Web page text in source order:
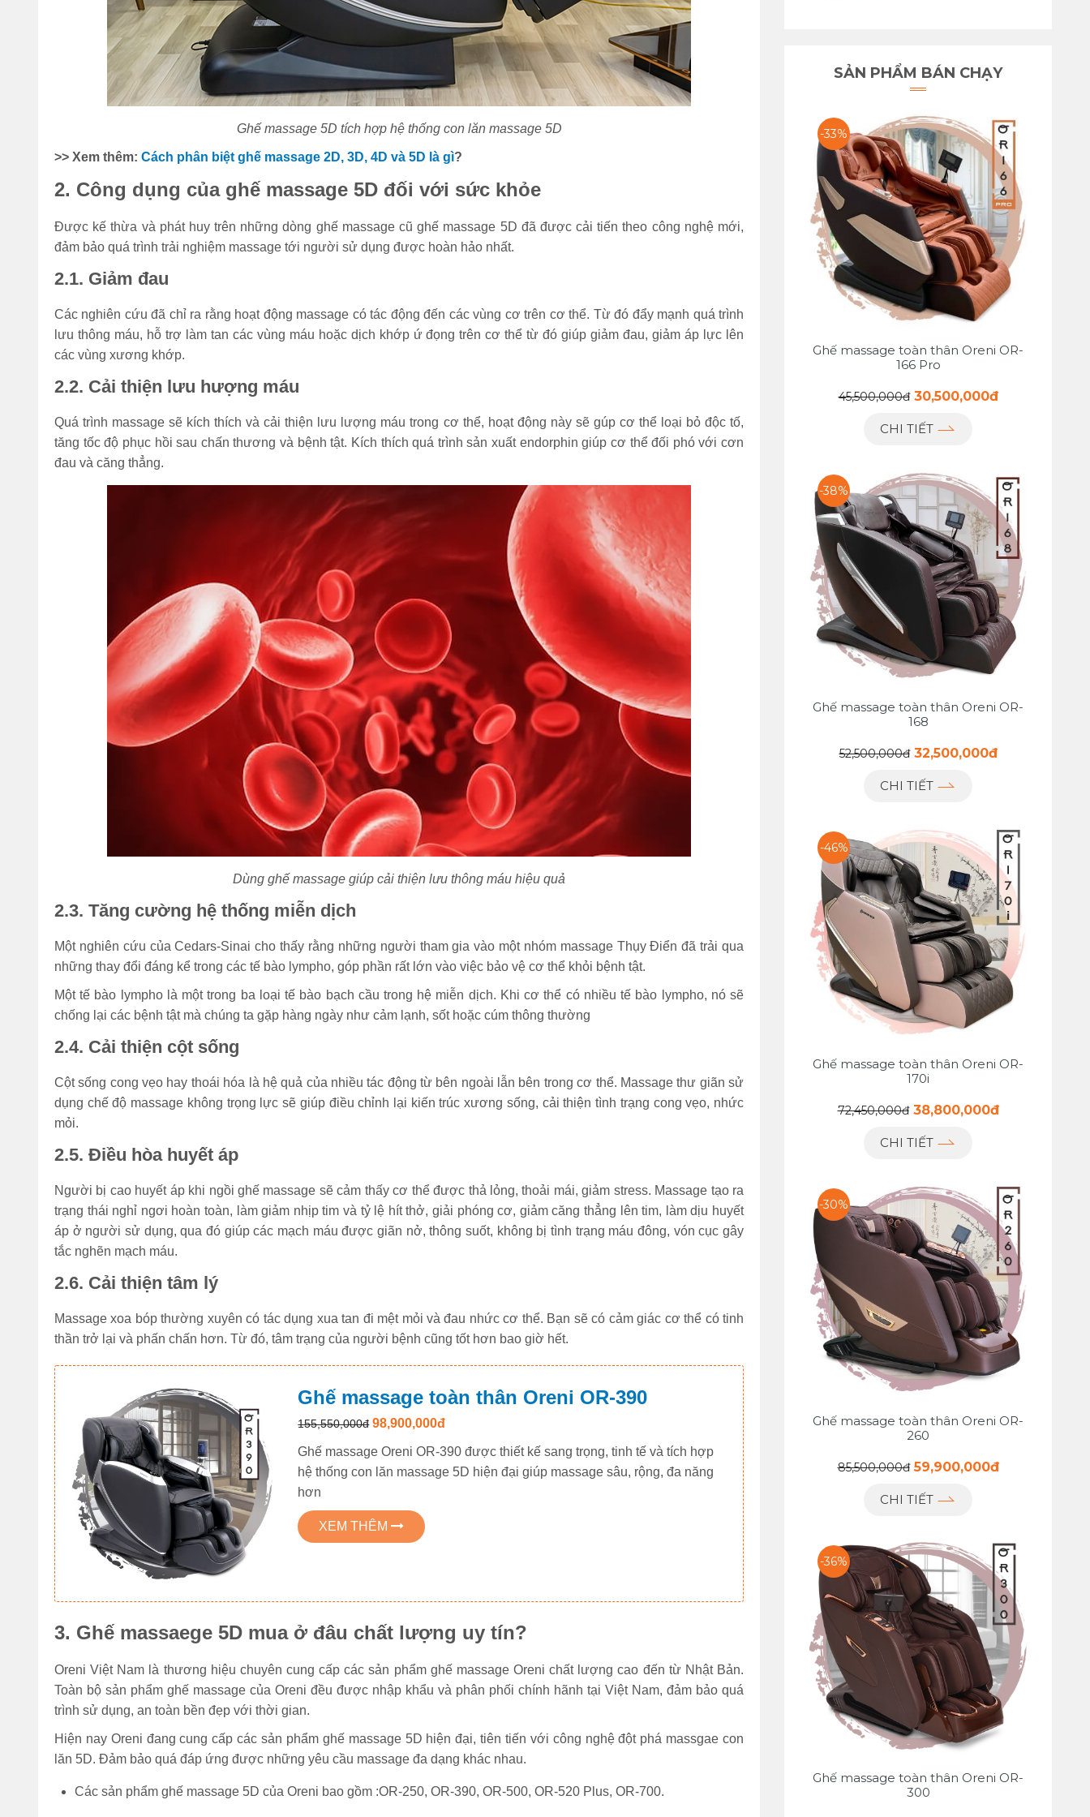
Ghế massage 5D tích hợp hệ thống con lăn massage 5D
>> Xem thêm: Cách phân biệt ghế massage 2D, 3D, 4D và 5D là gì?
2. Công dụng của ghế massage 5D đối với sức khỏe
Được kế thừa và phát huy trên những dòng ghế massage cũ ghế massage 5D đã được cải tiến theo công nghệ mới,
đảm bảo quá trình trải nghiệm massage tới người sử dụng được hoàn hảo nhất.
2.1. Giảm đau
Các nghiên cứu đã chỉ ra rằng hoạt động massage có tác động đến các vùng cơ trên cơ thể. Từ đó đẩy mạnh quá trình
lưu thông máu, hỗ trợ làm tan các vùng máu hoặc dịch khớp ứ đọng trên cơ thể từ đó giúp giảm đau, giảm áp lực lên
các vùng xương khớp.
2.2. Cải thiện lưu hượng máu
Quá trình massage sẽ kích thích và cải thiện lưu lượng máu trong cơ thể, hoạt động này sẽ gúp cơ thể loại bỏ độc tố,
tăng tốc độ phục hồi sau chấn thương và bệnh tật. Kích thích quá trình sản xuất endorphin giúp cơ thể đối phó với cơn
đau và căng thẳng.
Dùng ghế massage giúp cải thiện lưu thông máu hiệu quả
2.3. Tăng cường hệ thống miễn dịch
Một nghiên cứu của Cedars-Sinai cho thấy rằng những người tham gia vào một nhóm massage Thụy Điển đã trải qua
những thay đổi đáng kể trong các tế bào lympho, góp phần rất lớn vào việc bảo vệ cơ thể khỏi bệnh tật.
Một tế bào lympho là một trong ba loại tế bào bạch cầu trong hệ miễn dịch. Khi cơ thể có nhiều tế bào lympho, nó sẽ
chống lại các bệnh tật mà chúng ta gặp hàng ngày như cảm lạnh, sốt hoặc cúm thông thường
2.4. Cải thiện cột sống
Cột sống cong vẹo hay thoái hóa là hệ quả của nhiều tác động từ bên ngoài lẫn bên trong cơ thể. Massage thư giãn sử
dụng chế độ massage không trọng lực sẽ giúp điều chỉnh lại kiến trúc xương sống, cải thiện tình trạng cong vẹo, nhức
mỏi.
2.5. Điều hòa huyết áp
Người bị cao huyết áp khi ngồi ghế massage sẽ cảm thấy cơ thể được thả lỏng, thoải mái, giảm stress. Massage tạo ra
trạng thái nghỉ ngơi hoàn toàn, làm giảm nhịp tim và tỷ lệ hít thở, giải phóng cơ, giảm căng thẳng lên tim, làm dịu huyết
áp ở người sử dụng, qua đó giúp các mạch máu được giãn nở, thông suốt, không bị tình trạng máu đông, vón cục gây
tắc nghẽn mạch máu.
2.6. Cải thiện tâm lý
Massage xoa bóp thường xuyên có tác dụng xua tan đi mệt mỏi và đau nhức cơ thể. Bạn sẽ có cảm giác cơ thể có tinh
thần trở lại và phấn chấn hơn. Từ đó, tâm trạng của người bệnh cũng tốt hơn bao giờ hết.
Ghế massage toàn thân Oreni OR-390
155,550,000đ 98,900,000đ
Ghế massage Oreni OR-390 được thiết kế sang trọng, tinh tế và tích hợp
hệ thống con lăn massage 5D hiện đại giúp massage sâu, rộng, đa năng
hơn
XEM THÊM
3. Ghế massaege 5D mua ở đâu chất lượng uy tín?
Oreni Việt Nam là thương hiệu chuyên cung cấp các sản phẩm ghế massage Oreni chất lượng cao đến từ Nhật Bản.
Toàn bộ sản phẩm ghế massage của Oreni đều được nhập khẩu và phân phối chính hãnh tại Việt Nam, đảm bảo quá
trình sử dụng, an toàn bền đẹp với thời gian.
Hiện nay Oreni đang cung cấp các sản phẩm ghế massage 5D hiện đại, tiên tiến với công nghệ đột phá massgae con
lăn 5D. Đảm bảo quá đáp ứng được những yêu cầu massage đa dạng khác nhau.
Các sản phẩm ghế massage 5D của Oreni bao gồm :OR-250, OR-390, OR-500, OR-520 Plus, OR-700.
SẢN PHẨM BÁN CHẠY
-33%
Ghế massage toàn thân Oreni OR-
166 Pro
45,500,000đ 30,500,000đ
CHI TIẾT
-38%
Ghế massage toàn thân Oreni OR-
168
52,500,000đ 32,500,000đ
CHI TIẾT
-46%
Ghế massage toàn thân Oreni OR-
170i
72,450,000đ 38,800,000đ
CHI TIẾT
-30%
Ghế massage toàn thân Oreni OR-
260
85,500,000đ 59,900,000đ
CHI TIẾT
-36%
Ghế massage toàn thân Oreni OR-
300